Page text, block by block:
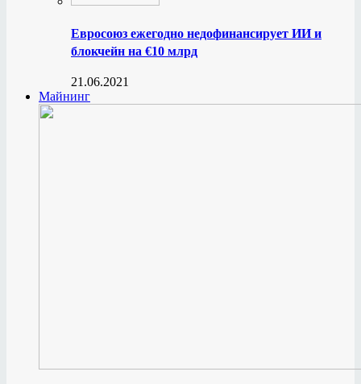
Евросоюз ежегодно недофинансирует ИИ и
блокчейн на €10 млрд
21.06.2021
Майнинг